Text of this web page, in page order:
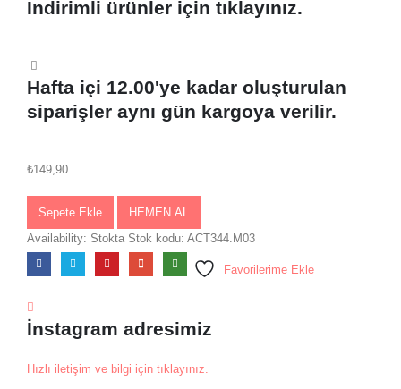
İndirimli ürünler için tıklayınız.
Hafta içi 12.00'ye kadar oluşturulan
siparişler aynı gün kargoya verilir.
₺149,90
Sepete Ekle
HEMEN AL
Availability: Stokta Stok kodu: ACT344.M03
Favorilerime Ekle
İnstagram adresimiz
Hızlı iletişim ve bilgi için tıklayınız.